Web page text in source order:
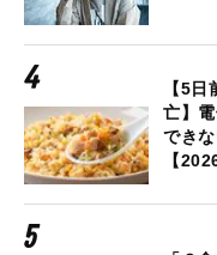
【5
亡】
でき
【